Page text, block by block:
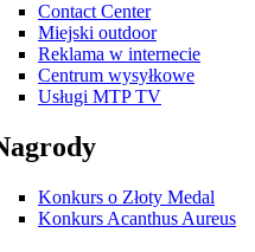
Contact Center
Miejski outdoor
Reklama w internecie
Centrum wysyłkowe
Usługi MTP TV
Konkurs o Złoty Medal
Konkurs Acanthus Aureus